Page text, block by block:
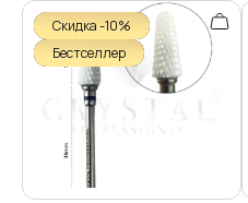
Скидка -10%
Бестселлер